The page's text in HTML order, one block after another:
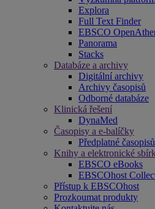
Explora
Full Text Finder
EBSCO
Panorama
Stacks
Databáze a archivy
Digitální archivy
Archivy časopisů
Odborné databáze
Klinická řešení
DynaMed
Časopisy a e-balíčky
Předplatné časopisů
Knihy a elektronické
EBSCO eBooks
EBSCOhost
Přístup k EBSCOhost
Prozkoumat produkty